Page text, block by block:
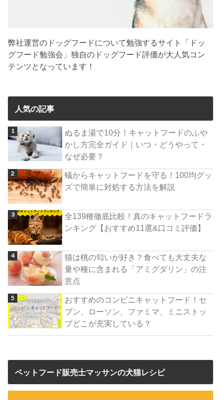
弊社運営のドッグフードについて勉強するサイト「ドッ
グフード勉強会」独自のドッグフード評価が大人気コン
テンツとなっています！
人気の記事
ぬるま湯で10分！キャットフードのふや
かし方完全ガイド｜いつ・どうやって・
なぜ必要？
蟻からキャットフードを守る！100均グッ
ズで簡単に対処する方法を解説
全139種徹底比較！真のキャットフードラ
ンキング【おすすめ11選&口コミ評価】
猫は桃の匂いが好き？食べても大丈夫な
量や種に含まれる「アミグダリン」の注
意点
おすすめのコンビニキャットフード！セ
ブン、ローソン、ファミマ、ミニストッ
プどこが充実している？
ペットフード販売士マッサンの犬猫レシピ